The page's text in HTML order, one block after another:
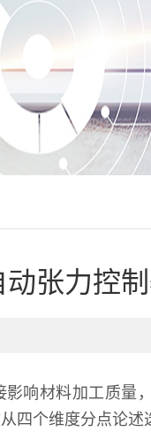
动张力控
响材料加工质量
四个维度分点论述